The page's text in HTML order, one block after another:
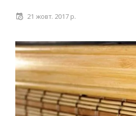
21 жовт. 2017 р.